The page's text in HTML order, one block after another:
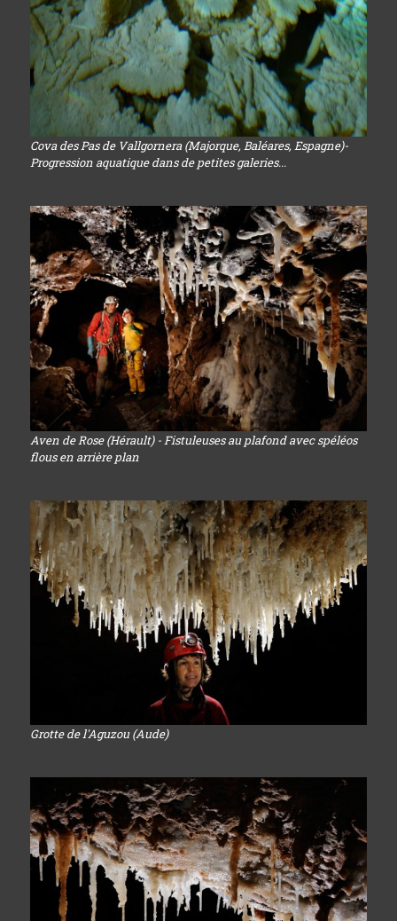
Cova des Pas de Vallgornera (Majorque, Baléares, Espagne)-
Progression aquatique dans de petites galeries...
Aven de Rose (Hérault) - Fistuleuses au plafond avec spéléos
flous en arrière plan
Grotte de l'Aguzou (Aude)